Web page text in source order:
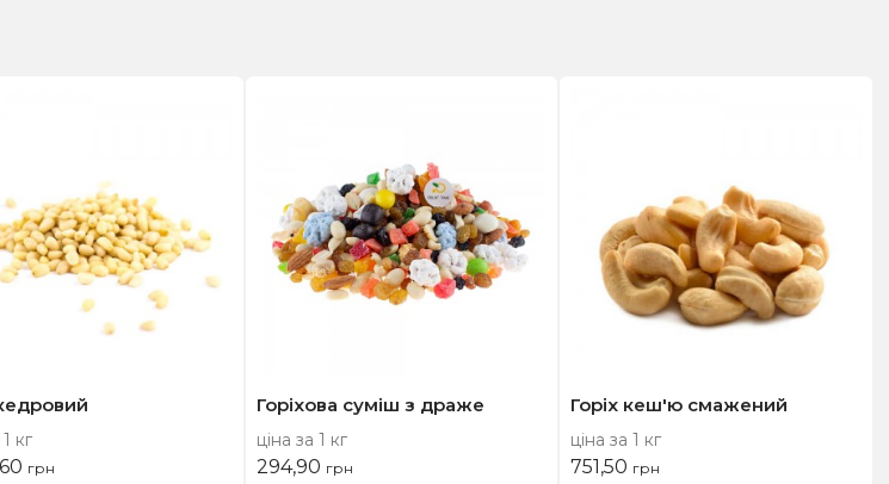
кг
грн
Горіхова суміш з драже
ціна за 1 кг
294,90 грн
Горіх кеш'ю смажений
ціна за 1 кг
751,50 грн